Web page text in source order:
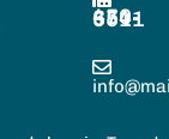
450-674-5511